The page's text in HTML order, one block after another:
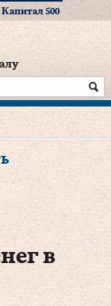
Капитал 500
в